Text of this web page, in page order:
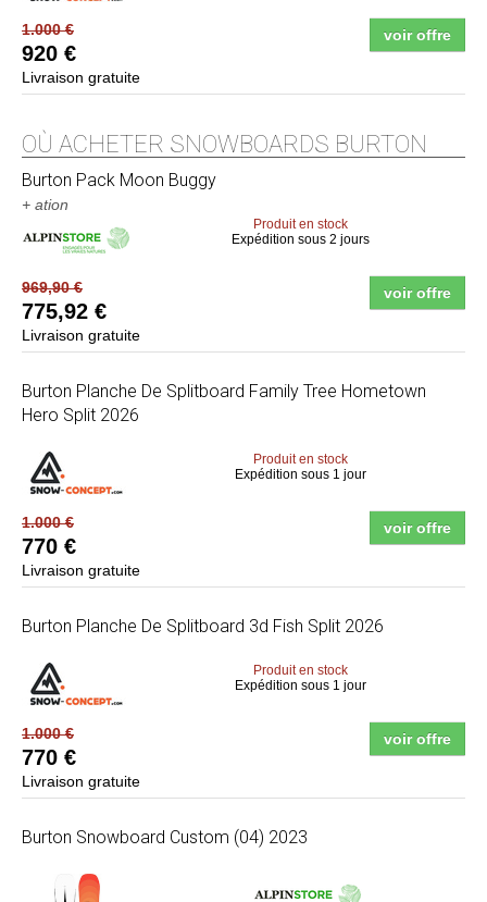
1.000 €
920 €
Livraison gratuite
voir offre
OÙ ACHETER SNOWBOARDS BURTON
Burton Pack Moon Buggy
+ ation
Produit en stock
Expédition sous 2 jours
969,90 €
775,92 €
Livraison gratuite
voir offre
Burton Planche De Splitboard Family Tree Hometown
Hero Split 2026
Produit en stock
Expédition sous 1 jour
1.000 €
770 €
Livraison gratuite
voir offre
Burton Planche De Splitboard 3d Fish Split 2026
Produit en stock
Expédition sous 1 jour
1.000 €
770 €
Livraison gratuite
voir offre
Burton Snowboard Custom (04) 2023